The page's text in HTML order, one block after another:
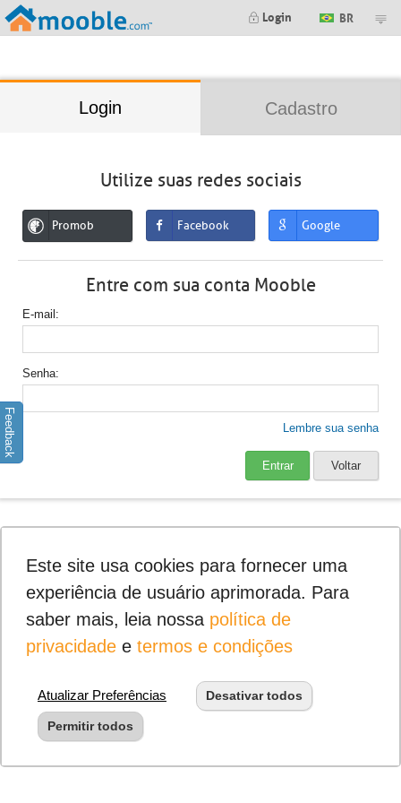
Login BR
Login Cadastro
Utilize suas redes sociais
Promob Facebook Google
Entre com sua conta Mooble
E-mail
Senha
Lembre sua senha
Entrar Voltar
Feedback
Este site usa cookies para fornecer uma
experiência de usuário aprimorada. Para
saber mais, leia nossa política de
privacidadee termos e condições
Atualizar Preferências Desativar todos
Permitir todos